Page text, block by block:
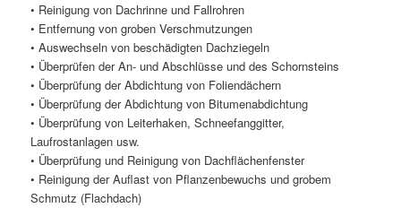
• Reinigung von Dachrinne und Fallrohren
• Entfernung von groben Verschmutzungen
• Auswechseln von beschädigten Dachziegeln
• Überprüfen der An- und Abschlüsse und des Schornsteins
• Überprüfung der Abdichtung von Foliendächern
• Überprüfung der Abdichtung von Bitumenabdichtung
• Überprüfung von Leiterhaken, Schneefanggitter,
Laufrostanlagen usw.
• Überprüfung und Reinigung von Dachflächenfenster
• Reinigung der Auflast von Pflanzenbewuchs und grobem
Schmutz (Flachdach)